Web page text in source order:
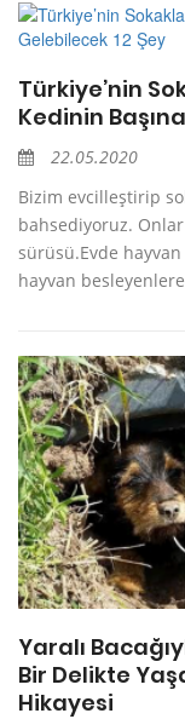
Türkiye’nin
Kedinin
22.05.2020
Bizim evcilleştirip
bahsediyoruz.
sürüsü.Evde
hayvan
Yaralı
Bir Delikte
Hikayesi